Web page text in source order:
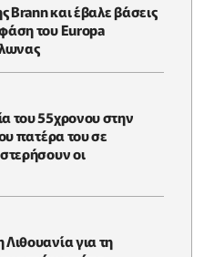
Brann και έβαλε βάσεις
του Europa
του 55χρονου στην
πατέρα του σε
οι
για τη